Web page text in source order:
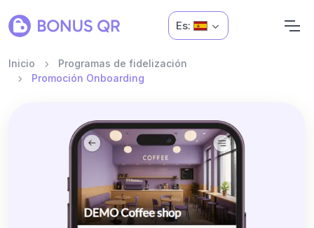
Es:
Inicio
Programas de fidelización
Promoción Onboarding